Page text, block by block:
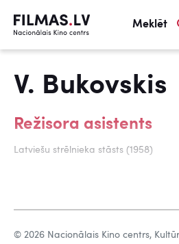
Meklēt
V. Bukovskis
Režisora asistents
Latviešu strēlnieka stāsts (1958)
© 2026 Nacionālais Kino centrs,